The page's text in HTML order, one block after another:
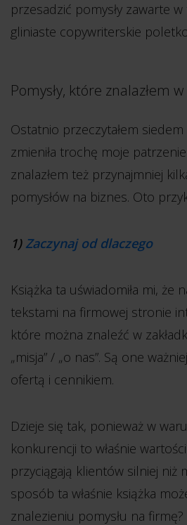
przesadzić pomysły zawarte
gliniaste copywriterskie
Pomysły, które znalazłem
Ostatnio przeczytałem siedem
zmieniła trochę moje
znalazłem też przynajmniej
pomysłów na biznes. Oto
1) Zaczynaj od dlaczego
Książka ta uświadomiła mi, że
tekstami na firmowej stronie
które można znaleźć w
„misja” / „o nas”. Są one
ofertą i cennikiem.
Dzieje się tak, ponieważ w
konkurencji to właśnie
przyciągają klientów silniej niż
sposób ta właśnie książka
znalezieniu pomysłu na